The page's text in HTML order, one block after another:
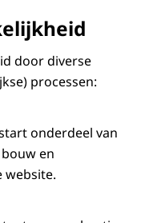
door diverse
processen:
onderdeel van
en
website.